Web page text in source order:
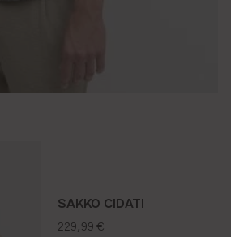
SAKKO CIDATI
regulärer preis:
229,99 €